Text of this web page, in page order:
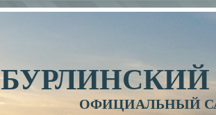
БУРЛИНСКИЙ
ОФИЦИАЛЬНЫЙ